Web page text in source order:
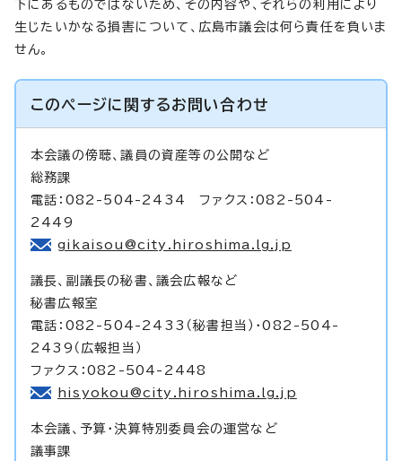
下にあるものではないため、その内容や、それらの利用により
生じたいかなる損害について、広島市議会は何ら責任を負いま
せん。
このページに関するお問い合わせ
本会議の傍聴、議員の資産等の公開など
総務課
電話：082-504-2434 ファクス：082-504-
2449
gikaisou@city.hiroshima.lg.jp
議長、副議長の秘書、議会広報など
秘書広報室
電話：082-504-2433（秘書担当）・082-504-
2439（広報担当）
ファクス：082-504-2448
hisyokou@city.hiroshima.lg.jp
本会議、予算・決算特別委員会の運営など
議事課